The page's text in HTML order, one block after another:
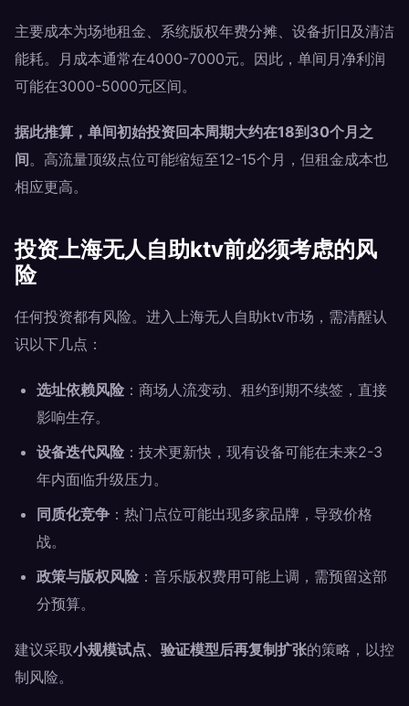
主要成本为场地租金、系统版权年费分摊、设备折旧及清洁
能耗。月成本通常在4000-7000元。因此，单间月净利润
可能在3000-5000元区间。
据此推算，单间初始投资回本周期大约在18到30个月之
间。高流量顶级点位可能缩短至12-15个月，但租金成本也
相应更高。
投资上海无人自助ktv前必须考虑的风
险
任何投资都有风险。进入上海无人自助ktv市场，需清醒认
识以下几点：
选址依赖风险 ：商场人流变动、租约到期不续签，直接
影响生存。
设备迭代风险 ：技术更新快，现有设备可能在未来2-3
年内面临升级压力。
同质化竞争 ：热门点位可能出现多家品牌，导致价格
战。
政策与版权风险 ：音乐版权费用可能上调，需预留这部
分预算。
建议采取小规模试点、验证模型后再复制扩张的策略，以控
制风险。